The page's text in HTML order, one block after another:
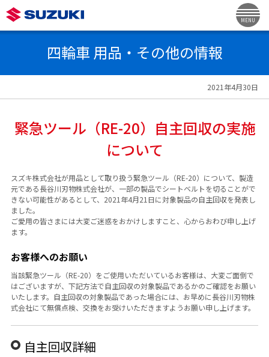
MENU
四輪車 用品・その他の情報
2021年4月30日
緊急ツール（RE-20）自主回収の実施
について
スズキ株式会社が用品として取り扱う緊急ツール（RE-20）について、製造
元である長谷川刃物株式会社が、一部の製品でシートベルトを切ることがで
きない可能性があるとして、2021年4月21日に対象製品の自主回収を発表し
ました。
ご愛用の皆さまには大変ご迷惑をおかけしますこと、心からおわび申し上げ
ます。
お客様へのお願い
当該緊急ツール（RE-20）をご使用いただいているお客様は、大変ご面倒で
はございますが、下記方法で自主回収の対象製品であるかのご確認をお願い
いたします。自主回収の対象製品であった場合には、お早めに長谷川刃物株
式会社にて無償点検、交換をお受けいただきますようお願い申し上げます。
自主回収詳細